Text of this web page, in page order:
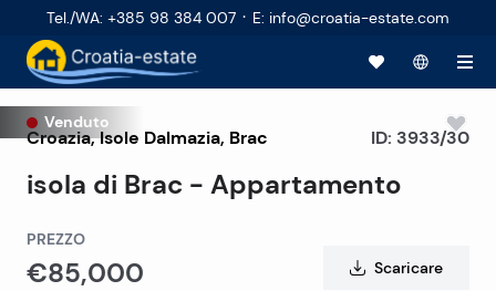
Tel./WA: +385 98 384 007 · E: info@croatia-estate.com
Venduto
Croazia,Isole Dalmazia, Brac
isola di Brac - Appartamento
ID: 3933/30
PREZZO
€85,000 Scaricare